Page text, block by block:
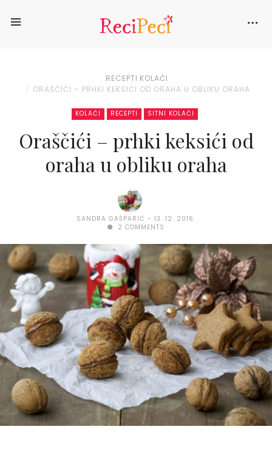
RECEPTI KOLAČI
ORAŠČIĆI – PRHKI KEKSIĆI OD ORAHA U OBLIKU ORAHA
KOLAČI RECEPTI SITNI KOLAČI
Oraščići – prhki keksići od
oraha u obliku oraha
SANDRA GAŠPARIĆ
13. 12. 2016.
2 COMMENTS